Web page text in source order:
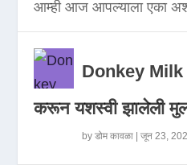
आम्ही आज आपल्याला एका
Donkey Milk
करून यशस्वी झालेली
byडोम कावळा |जून 23,